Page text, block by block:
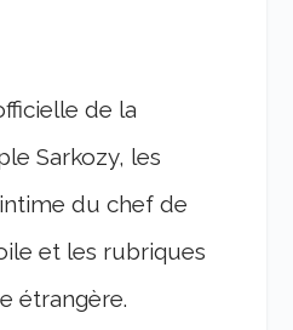
de la
Sarkozy, les
du chef de
et les rubriques
étrangère.